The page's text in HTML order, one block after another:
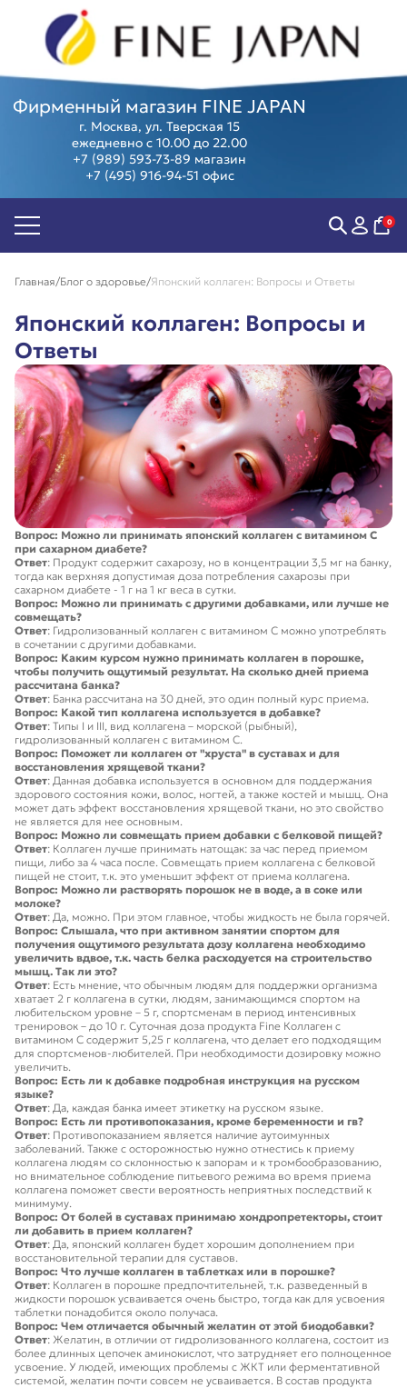
0
Фирменный магазин FINE JAPAN
г. Москва, ул. Тверская 15
ежедневно с 10.00 до 22.00
+7 (989) 593-73-89 магазин
+7 (495) 916-94-51 офис
Главная Блог о здоровье Японский коллаген: Вопросы и Ответы
Японский коллаген: Вопросы и
Ответы
Вопрос: Можно ли принимать японский коллаген с витамином C
при сахарном диабете?
Ответ: Продукт содержит сахарозу, но в концентрации 3,5 мг на банку,
тогда как верхняя допустимая доза потребления сахарозы при
сахарном диабете - 1 г на 1 кг веса в сутки.
Вопрос: Можно ли принимать с другими добавками, или лучше не
совмещать?
Ответ: Гидролизованный коллаген с витамином C можно употреблять
в сочетании с другими добавками.
Вопрос: Каким курсом нужно принимать коллаген в порошке,
чтобы получить ощутимый результат. На сколько дней приема
рассчитана банка?
Ответ: Банка рассчитана на 30 дней, это один полный курс приема.
Вопрос: Какой тип коллагена используется в добавке?
Ответ: Типы I и III, вид коллагена – морской (рыбный),
гидролизованный коллаген с витамином C.
Вопрос: Поможет ли коллаген от "хруста" в суставах и для
восстановления хрящевой ткани?
Ответ: Данная добавка используется в основном для поддержания
здорового состояния кожи, волос, ногтей, а также костей и мышц. Она
может дать эффект восстановления хрящевой ткани, но это свойство
не является для нее основным.
Вопрос: Можно ли совмещать прием добавки с белковой пищей?
Ответ: Коллаген лучше принимать натощак: за час перед приемом
пищи, либо за 4 часа после. Совмещать прием коллагена с белковой
пищей не стоит, т.к. это уменьшит эффект от приема коллагена.
Вопрос: Можно ли растворять порошок не в воде, а в соке или
молоке?
Ответ: Да, можно. При этом главное, чтобы жидкость не была горячей.
Вопрос: Слышала, что при активном занятии спортом для
получения ощутимого результата дозу коллагена необходимо
увеличить вдвое, т.к. часть белка расходуется на строительство
мышц. Так ли это?
Ответ: Есть мнение, что обычным людям для поддержки организма
хватает 2 г коллагена в сутки, людям, занимающимся спортом на
любительском уровне – 5 г, спортсменам в период интенсивных
тренировок – до 10 г. Суточная доза продукта Fine Коллаген с
витамином С содержит 5,25 г коллагена, что делает его подходящим
для спортсменов-любителей. При необходимости дозировку можно
увеличить.
Вопрос: Есть ли к добавке подробная инструкция на русском
языке?
Ответ: Да, каждая банка имеет этикетку на русском языке.
Вопрос: Есть ли противопоказания, кроме беременности и гв?
Ответ: Противопоказанием является наличие аутоимунных
заболеваний. Также с осторожностью нужно отнестись к приему
коллагена людям со склонностью к запорам и к тромбообразованию,
но внимательное соблюдение питьевого режима во время приема
коллагена поможет свести вероятность неприятных последствий к
минимуму.
Вопрос: От болей в суставах принимаю хондропретекторы, стоит
ли добавить в прием коллаген?
Ответ: Да, японский коллаген будет хорошим дополнением при
восстановительной терапии для суставов.
Вопрос: Что лучше коллаген в таблетках или в порошке?
Ответ: Коллаген в порошке предпочтительней, т.к. разведенный в
жидкости порошок усваивается очень быстро, тогда как для усвоения
таблетки понадобится около получаса.
Вопрос: Чем отличается обычный желатин от этой биодобавки?
Ответ: Желатин, в отличии от гидролизованного коллагена, состоит из
более длинных цепочек аминокислот, что затрудняет его полноценное
усвоение. У людей, имеющих проблемы с ЖКТ или ферментативной
системой, желатин почти совсем не усваивается. В состав продукта
Биодобавки
Антивозраст
Антистресс
Контроль
веса
Пищеварение
Сердце и
Острое
зрение
внимание
Суставы и
позвоночник
энергия
Витамины
красоты
Женские
здоровье
Компенсация
витаминов
Коллаген
аллергии
спорт
Косметика
Предзаказ
из Японии
акции